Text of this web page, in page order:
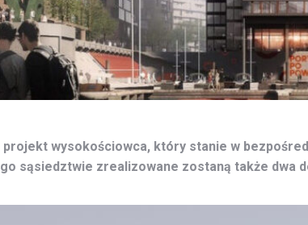
wysokościowca, który stanie w
sąsiedztwie zrealizowane zostaną także dwa